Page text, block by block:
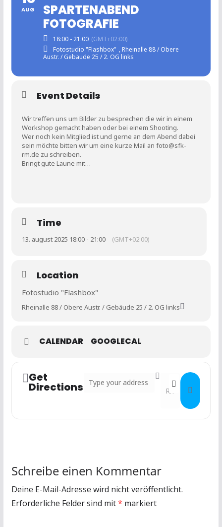
AUG
SPARTENABEND
FOTOGRAFIE
18:00 - 21:00 (GMT+02:00)
Fotostudio "Flashbox" , Rheinalle 88 / Obere
Austr. / Gebäude 25 / 2. OG links
Event Details
Wir treffen uns um Bilder zu besprechen die wir in einem
Workshop gemacht haben oder bei einem Shooting.
Wer noch kein Mitglied ist und gerne an dem Abend dabei
sein möchte bitten wir um eine kurze Mail an foto@sfk-
rm.de zu schreiben.
Bringt gute Laune mit…
Time
13. august 2025 18:00 - 21:00 (GMT+02:00)
Location
Fotostudio "Flashbox"
Rheinalle 88 / Obere Austr. / Gebäude 25 / 2. OG links
CALENDAR GOOGLECAL
Get
Directions
Address - Spartenabend Fotografie []
Destination
Schreibe einen Kommentar
Deine E-Mail-Adresse wird nicht veröffentlicht.
Erforderliche Felder sind mit* markiert